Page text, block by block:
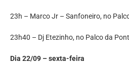
23h – Marco Jr – Sanfoneiro, no
23h40 – Dj Etezinho, no Palco da
Dia 22/09 – sexta-feira